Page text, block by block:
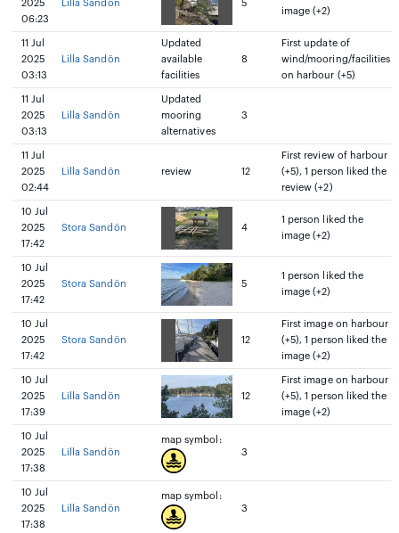
2025
06:23
Lilla Sandön
5
image (+2)
11 Jul
2025
03:13
Lilla Sandön
Updated
available
facilities
8
First update of
wind/mooring/facilities
on harbour (+5)
11 Jul
2025
03:13
Lilla Sandön
Updated
mooring
alternatives
3
11 Jul
2025
02:44
Lilla Sandön review 12
First review of harbour
(+5), 1 person liked the
review (+2)
10 Jul
2025
17:42
Stora Sandön 4
1 person liked the
image (+2)
10 Jul
2025
17:42
Stora Sandön 5
1 person liked the
image (+2)
10 Jul
2025
17:42
Stora Sandön 12
First image on harbour
(+5), 1 person liked the
image (+2)
10 Jul
2025
17:39
Lilla Sandön 12
First image on harbour
(+5), 1 person liked the
image (+2)
10 Jul
2025
17:38
Lilla Sandön
map symbol:
3
10 Jul
2025
17:38
Lilla Sandön
map symbol:
3